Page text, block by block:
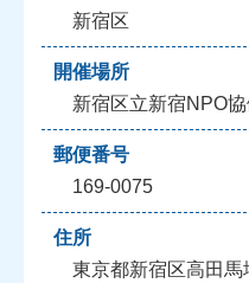
新宿区
開催場所
新宿区立新宿NPO
郵便番号
169-0075
住所
東京都新宿区高田馬